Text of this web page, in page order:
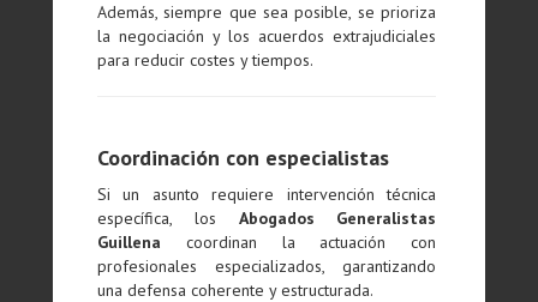
Además, siempre que sea posible, se prioriza
la negociación y los acuerdos extrajudiciales
para reducir costes y tiempos.
Coordinación con especialistas
Si un asunto requiere intervención técnica
específica, los Abogados Generalistas
Guillena coordinan la actuación con
profesionales especializados, garantizando
una defensa coherente y estructurada.